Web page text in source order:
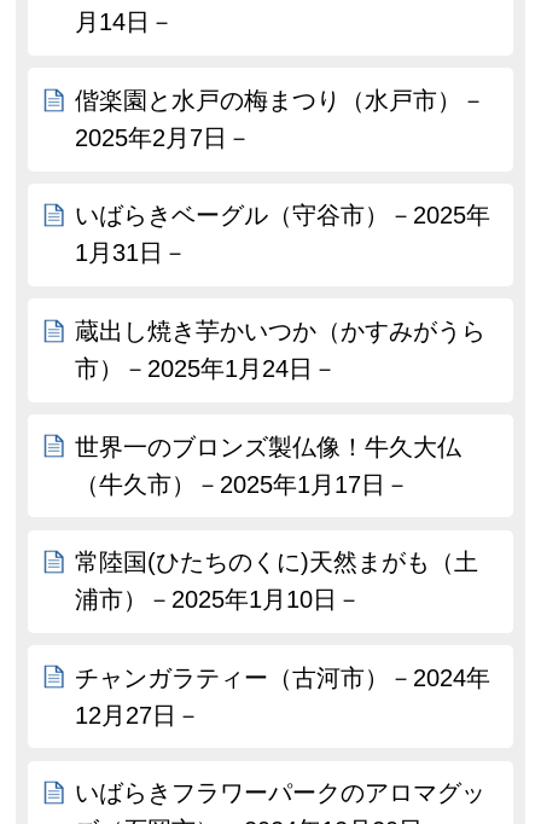
月14日－
偕楽園と水戸の梅まつり（水戸市）－
2025年2月7日－
いばらきベーグル（守谷市）－2025年
1月31日－
蔵出し焼き芋かいつか（かすみがうら
市）－2025年1月24日－
世界一のブロンズ製仏像！牛久大仏
（牛久市）－2025年1月17日－
常陸国(ひたちのくに)天然まがも（土
浦市）－2025年1月10日－
チャンガラティー（古河市）－2024年
12月27日－
いばらきフラワーパークのアロマグッ